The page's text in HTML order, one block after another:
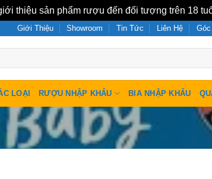
thiệu sản phẩm rượu đến đối tượng trên 18
Giới Thiệu Showroom Tin Tức Liên Hệ
LOẠI RƯỢU NHẬP KHẨU BIA NHẬP KHẨU